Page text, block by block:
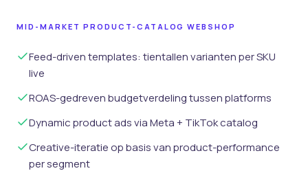
MID-MARKET PRODUCT-CATALOG WEBSHOP
Feed-driven templates: tientallen varianten per SKU
live
ROAS-gedreven budgetverdeling tussen platforms
Dynamic product ads via Meta + TikTok catalog
Creative-iteratie op basis van product-performance
per segment